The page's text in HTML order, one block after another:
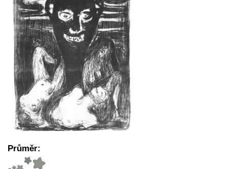
Průměr: